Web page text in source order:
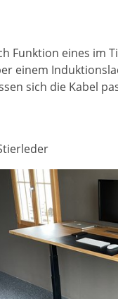
Funktion eines im
einem
sich die Kabel